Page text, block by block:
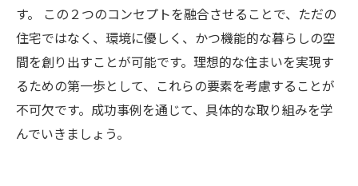
す。 この２つのコンセプトを融合させることで、ただの
住宅ではなく、環境に優しく、かつ機能的な暮らしの空
間を創り出すことが可能です。理想的な住まいを実現す
るための第一歩として、これらの要素を考慮することが
不可欠です。成功事例を通じて、具体的な取り組みを学
んでいきましょう。